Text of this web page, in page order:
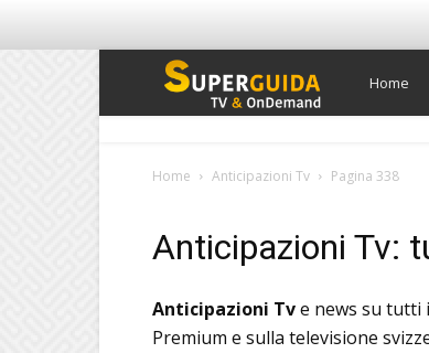
Super
Home
Home Anticipazioni Tv Pagina 338
Anticipazioni Tv:
Anticipazioni Tve news su tutti
Premium e sulla televisione